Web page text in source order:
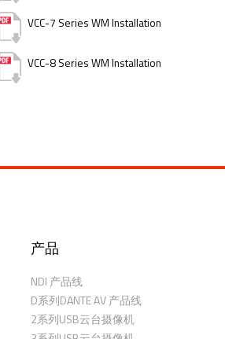
VCC-7 Series WM Installation
VCC-8 Series WM Installation
产品
NDI 产品线
D系列DANTE AV 产品线
2系列USB云台摄像机